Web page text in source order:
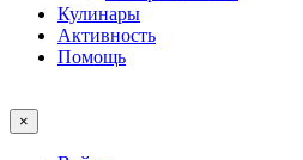
Кулинары
Активность
Помощь
×